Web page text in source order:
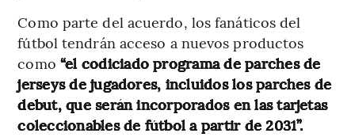
Como parte del acuerdo, los fanáticos del
fútbol tendrán acceso a nuevos productos
como “el codiciado programa de parches de
jerseys de jugadores, incluidos los parches de
debut, que serán incorporados en las tarjetas
coleccionables de fútbol a partir de 2031”.